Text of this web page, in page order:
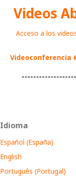
Videos
Acceso a los
Videoconferencia
Idioma
Español (España)
English
Português (Portugal)